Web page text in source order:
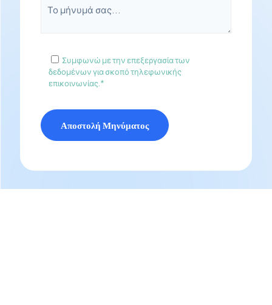
Συμφωνώ με την επεξεργασία των
δεδομένων για σκοπό τηλεφωνικής
επικοινωνίας.*